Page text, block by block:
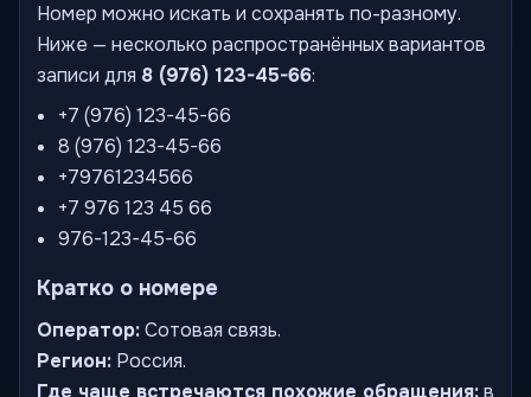
Номер можно искать и сохранять по-разному.
Ниже — несколько распространённых вариантов
записи для 8 (976) 123-45-66:
+7 (976) 123-45-66
8 (976) 123-45-66
+79761234566
+7 976 123 45 66
976-123-45-66
Кратко о номере
Оператор:Сотовая связь.
Регион: Россия.
Где чаще встречаются похожие обращения:в